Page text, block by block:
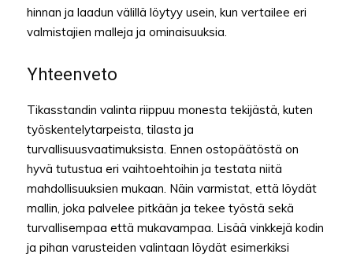
hinnan ja laadun välillä löytyy usein, kun vertailee eri
valmistajien malleja ja ominaisuuksia.
Yhteenveto
Tikasstandin valinta riippuu monesta tekijästä, kuten
työskentelytarpeista, tilasta ja
turvallisuusvaatimuksista. Ennen ostopäätöstä on
hyvä tutustua eri vaihtoehtoihin ja testata niitä
mahdollisuuksien mukaan. Näin varmistat, että löydät
mallin, joka palvelee pitkään ja tekee työstä sekä
turvallisempaa että mukavampaa. Lisää vinkkejä kodin
ja pihan varusteiden valintaan löydät esimerkiksi